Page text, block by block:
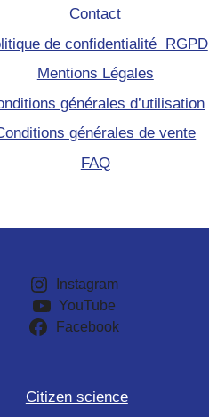
Contact
de confidentialité RGPD
Mentions Légales
générales d’utilisation
générales de vente
FAQ
Instagram
YouTube
Facebook
Citizen science